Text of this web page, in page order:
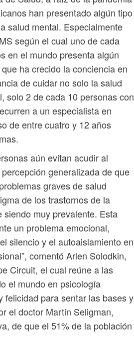
han presentado algún tipo
salud mental. Especialmente
según el cual uno de cada
en el mundo presenta algún
ha crecido la conciencia en
de cuidar no solo la salud
solo 2 de cada 10 personas con
a un especialista en
de entre cuatro y 12 años
aún evitan acudir al
generalizada de que
graves de salud
de los trastornos de la
muy prevalente. Esta
un problema emocional,
silencio y el autoaislamiento en
comentó Arlen Solodkin,
Circuit, el cual reúne a las
el mundo en psicología
felicidad para sentar las bases y
el doctor Martin Seligman,
de que el 51% de la población